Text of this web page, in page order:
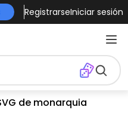
RegistrarseIniciar sesión
de monarquia